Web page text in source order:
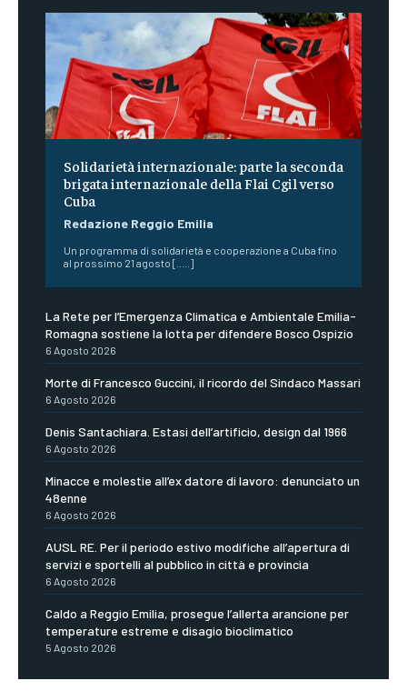
Solidarietà internazionale: parte la seconda
brigata internazionale della Flai Cgil verso
Cuba
Redazione Reggio Emilia
Un programma di solidarietà e cooperazione a Cuba fino
al prossimo 21 agosto [.....]
La Rete per l’Emergenza Climatica e Ambientale Emilia-
Romagna sostiene la lotta per difendere Bosco Ospizio
6 Agosto 2026
Morte di Francesco Guccini, il ricordo del Sindaco Massari
6 Agosto 2026
Denis Santachiara. Estasi dell’artificio, design dal 1966
6 Agosto 2026
Minacce e molestie all’ex datore di lavoro: denunciato un
48enne
6 Agosto 2026
AUSL RE. Per il periodo estivo modifiche all’apertura di
servizi e sportelli al pubblico in città e provincia
6 Agosto 2026
Caldo a Reggio Emilia, prosegue l’allerta arancione per
temperature estreme e disagio bioclimatico
5 Agosto 2026